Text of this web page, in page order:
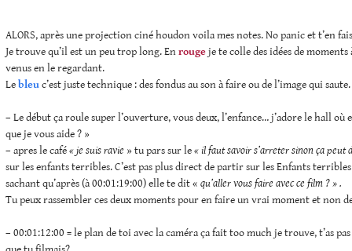
ALORS, après une projection ciné houdon voila mes notes. No panic et t’en
Je trouve qu’il est un peu trop long. Enrougeje te colle des idées de
venus en le regardant.
Lebleuc’est juste technique : des fondus au son à faire ou de l’image qui saute.
– Le début ça roule super l’ouverture, vous deux, l’enfance… j’adore le hall où
que je vous aide ? »
– apres le café« je suis ravie » tu pars sur le« il faut savoir s’arreter sinon ça peut
sur les enfants terribles. C’est pas plus direct de partir sur les Enfants terribles
sachant qu’après (à 00:01:19:00) elle te dit « qu’aller vous faire avec ce film ? » .
Tu peux rassembler ces deux moments pour en faire un vrai moment et non
– 00:01:12:00 = le plan de toi avec la caméra ça fait too much je trouve, t’as